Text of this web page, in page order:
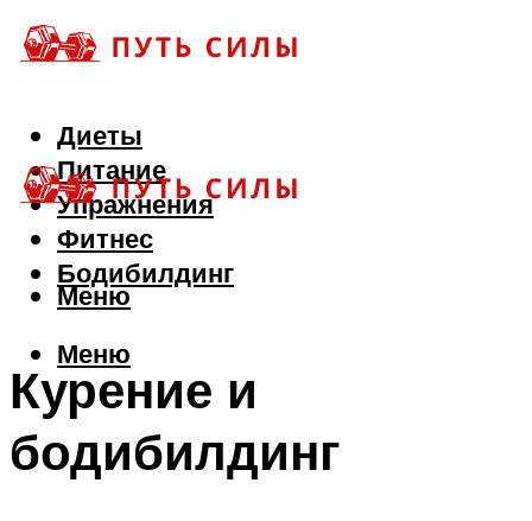
Диеты
Питание
Упражнения
Фитнес
Бодибилдинг
Меню
Меню
Курение и
бодибилдинг